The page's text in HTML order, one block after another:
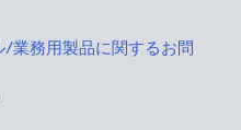
/業務用製品に関するお問